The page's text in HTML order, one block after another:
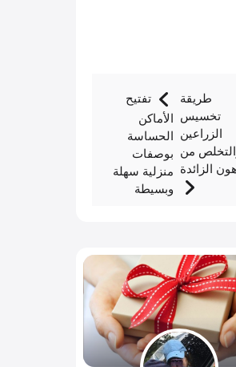
تفتيح
الأماكن
الحساسة
بوصفات
منزلية سهلة
وبسيطة
طريقة
تخسيس
الزراعين
من
الزائدة